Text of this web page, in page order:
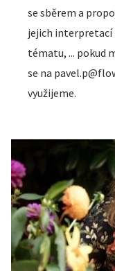
se sběrem a
jejich interpretací
tématu, ... pokud
se na
využijeme.